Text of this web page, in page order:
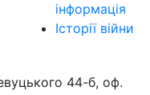
інформація
Історії війни
44-б, оф.